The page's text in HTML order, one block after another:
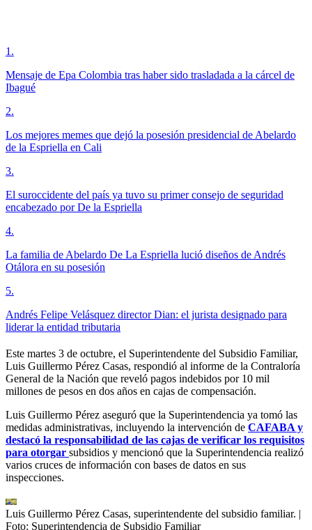
1 .
Mensaje de Epa Colombia tras haber sido trasladada a la cárcel de
Ibagué
2.
Los mejores memes que dejó la posesión presidencial de Abelardo
de la Espriella en Cali
3.
El suroccidente del país ya tuvo su primer consejo de seguridad
encabezado por De la Espriella
4.
La familia de Abelardo De La Espriella lució diseños de Andrés
Otálora en su posesión
5.
Andrés Felipe Velásquez director Dian: el jurista designado para
liderar la entidad tributaria
Este martes 3 de octubre, el Superintendente del Subsidio Familiar,
Luis Guillermo Pérez Casas, respondió al informe de la Contraloría
General de la Nación que reveló pagos indebidos por 10 mil
millones de pesos en dos años en cajas de compensación.
Luis Guillermo Pérez aseguró que la Superintendencia ya tomó las
medidas administrativas, incluyendo la intervención de CAFABA y
destacó la responsabilidad de las cajas de verificar los requisitos
para otorgar subsidios y mencionó que la Superintendencia realizó
varios cruces de información con bases de datos en sus
inspecciones.
Luis Guillermo Pérez Casas, superintendente del subsidio familiar. |
Foto: Superintendencia de Subsidio Familiar